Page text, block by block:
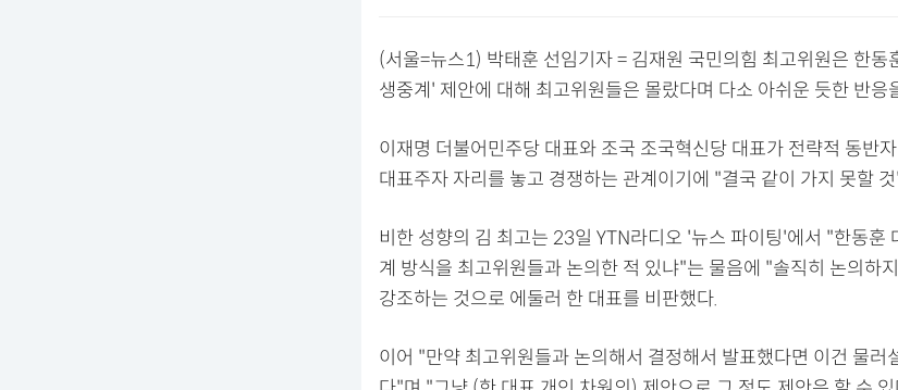
(서울=뉴스1) 박태훈 선임기자 = 김재원 국민의힘 최고위원은 한동
생중계' 제안에 대해 최고위원들은 몰랐다며 다소 아쉬운 듯한 반응
이재명 더불어민주당 대표와 조국 조국혁신당 대표가 전략적 동반
대표주자 자리를 놓고 경쟁하는 관계이기에 "결국 같이 가지 못할
비한 성향의 김 최고는 23일 YTN라디오 '뉴스 파이팅'에서 "한동훈
계 방식을 최고위원들과 논의한 적 있냐"는 물음에 "솔직히 논의하
강조하는 것으로 에둘러 한 대표를 비판했다.
이어 "만약 최고위원들과 논의해서 결정해서 발표했다면 이건 물러